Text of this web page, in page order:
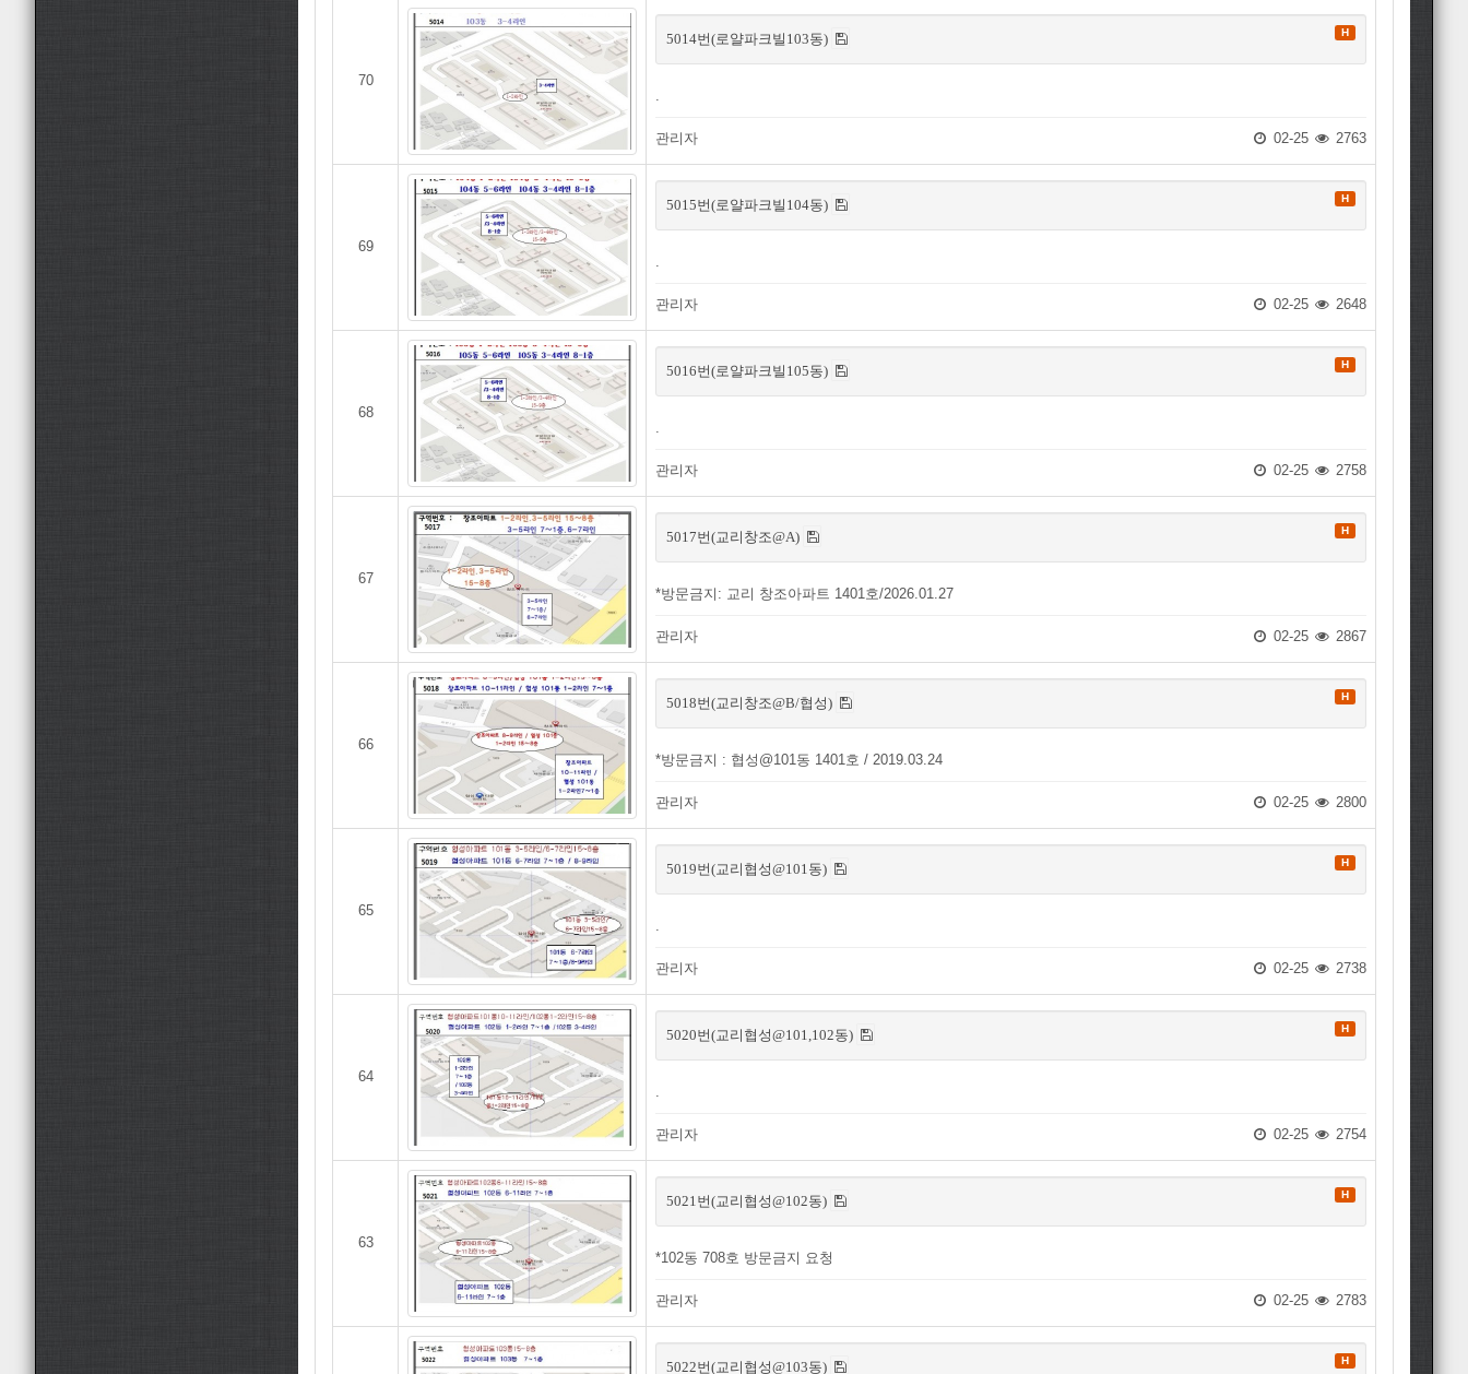
70
5014번(로얄파크빌103동) H
.
관리자 02-25 2763
69
5015번(로얄파크빌104동) H
.
관리자 02-25 2648
68
5016번(로얄파크빌105동) H
.
관리자 02-25 2758
67
5017번(교리창조@A) H
*방문금지: 교리 창조아파트 1401호/2026.01.27
관리자 02-25 2867
66
5018번(교리창조@B/협성) H
*방문금지 : 협성@101동 1401호 / 2019.03.24
관리자 02-25 2800
65
5019번(교리협성@101동) H
.
관리자 02-25 2738
64
5020번(교리협성@101,102동) H
.
관리자 02-25 2754
63
5021번(교리협성@102동) H
*102동 708호 방문금지 요청
관리자 02-25 2783
5022번(교리협성@103동) H